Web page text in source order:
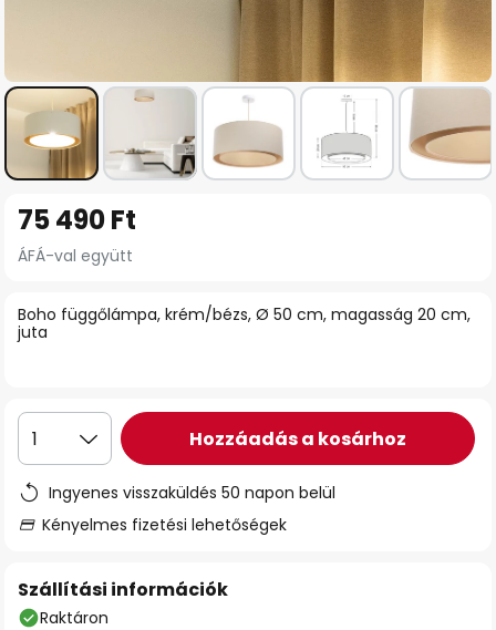
képgaléria
Boho függőlámpa, krém/bézs, Ø 50 cm, magasság 20 cm,
juta
75 490 Ft
ÁFÁ-val együtt
1 Hozzáadás a kosárhoz
Ingyenes visszaküldés 50 napon belül
Kényelmes fizetési lehetőségek
Szállítási információk
Raktáron